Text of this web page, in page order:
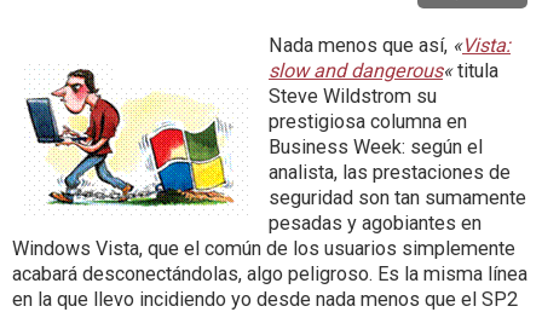
Nada menos que así, «Vista:
slow and dangerous«titula
Steve Wildstrom su
prestigiosa columna en
Business Week: según el
analista, las prestaciones de
seguridad son tan sumamente
pesadas y agobiantes en
Windows Vista, que el común de los usuarios simplemente
acabará desconectándolas, algo peligroso. Es la misma línea
en la que llevo incidiendo yo desde nada menos que el SP2